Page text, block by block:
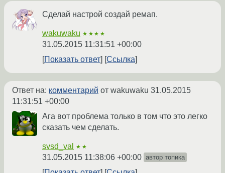
Сделай настрой создай ремап.
wakuwaku ★★★★
31.05.2015 11:31:51 +00:00
Показать ответ
Ссылка
Ответ на: комментарий от wakuwaku 31.05.2015
11:31:51 +00:00
Ага вот проблема только в том что это легко
сказать чем сделать.
svsd_val ★★
31.05.2015 11:38:06 +00:00 автор топика